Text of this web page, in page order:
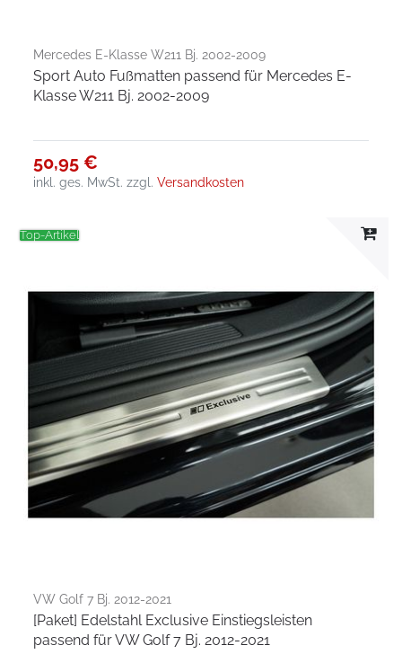
Mercedes E-Klasse W211 Bj. 2002-2009
Sport Auto Fußmatten passend für Mercedes E-
Klasse W211 Bj. 2002-2009
50,95 €
inkl. ges. MwSt. zzgl.Versandkosten
Top-Artikel
VW Golf 7 Bj. 2012-2021
[Paket] Edelstahl Exclusive Einstiegsleisten
passend für VW Golf 7 Bj. 2012-2021